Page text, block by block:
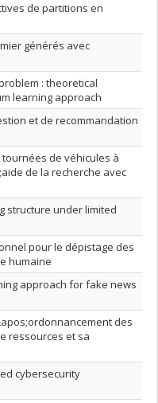
de partitions en
générés avec
: theoretical
learning approach
et de recommandation
de véhicules à
de la recherche avec
structure under limited
pour le dépistage des
humaine
approach for fake news
des
ressources et sa
cybersecurity